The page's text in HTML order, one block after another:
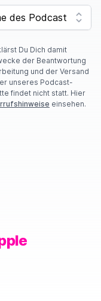
Du Dich damit
der Beantwortung
und der Versand
unseres Podcast-
findet nicht statt. Hier
einsehen.